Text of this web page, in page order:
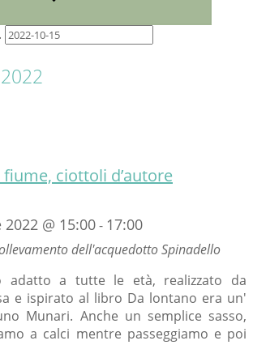
ciottoli d’autore
@ 15:00- 17:00
dell'acquedotto Spinadello
adatto a tutte le età, realizzato da
e ispirato al libro Da lontano era un'
Munari. Anche un semplice sasso,
a calci mentre passeggiamo e poi